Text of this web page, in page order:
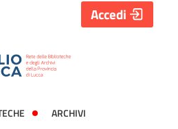
ARCHIVI
Accedi